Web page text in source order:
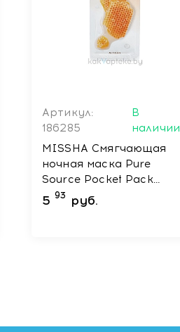
Артикул:
186285
В
наличии
MISSHA Смягчающая
ночная маска Pure
Source Pocket Pack
Honey, 10 мл
5 93 руб.